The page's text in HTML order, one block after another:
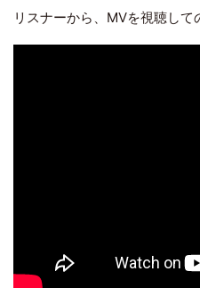
リスナーから、MVを視聴して